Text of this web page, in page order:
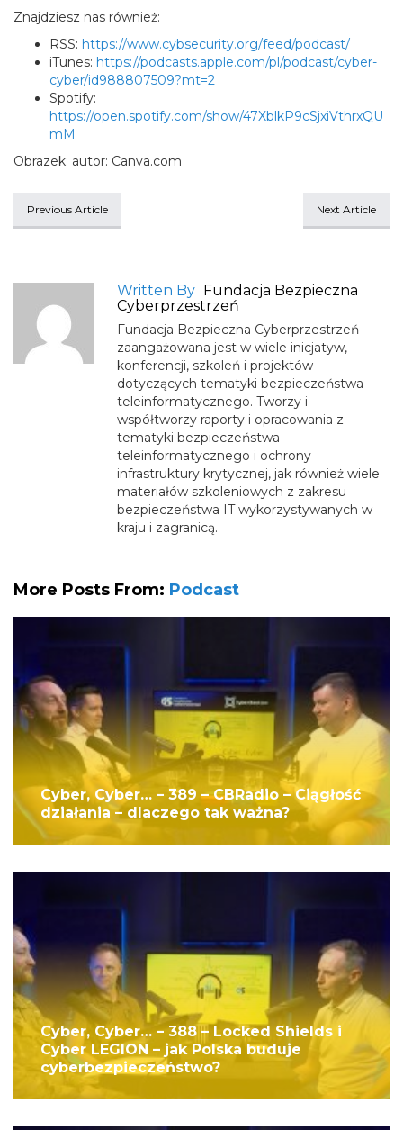
Znajdziesz nas również:
RSS: https://www.cybsecurity.org/feed/podcast/
iTunes: https://podcasts.apple.com/pl/podcast/cyber-
cyber/id988807509?mt=2
Spotify:
https://open.spotify.com/show/47XblkP9cSjxiVthrxQU
mM
Obrazek: autor: Canva.com
Previous Article Next Article
Written By
Fundacja Bezpieczna
Cyberprzestrzeń
Fundacja Bezpieczna Cyberprzestrzeń
zaangażowana jest w wiele inicjatyw,
konferencji, szkoleń i projektów
dotyczących tematyki bezpieczeństwa
teleinformatycznego. Tworzy i
współtworzy raporty i opracowania z
tematyki bezpieczeństwa
teleinformatycznego i ochrony
infrastruktury krytycznej, jak również wiele
materiałów szkoleniowych z zakresu
bezpieczeństwa IT wykorzystywanych w
kraju i zagranicą.
More Posts From: Podcast
Cyber, Cyber… – 389 – CBRadio – Ciągłość
działania – dlaczego tak ważna?
Cyber, Cyber… – 388 – Locked Shields i
Cyber LEGION – jak Polska buduje
cyberbezpieczeństwo?